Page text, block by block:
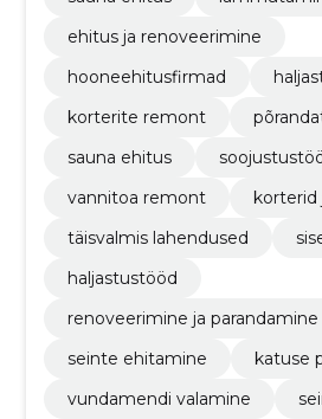
ehitus ja renoveerimine
hooneehitusfirmad
korterite remont
sauna ehitus
vannitoa remont
korterid
täisvalmis lahendused
haljastustööd
renoveerimine ja parandamine
seinte ehitamine
katuse
vundamendi valamine